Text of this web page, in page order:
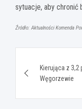
sytuacje, aby
Źródło: Aktualności Komenda
wpisu
Kierująca z
Węgorzewie